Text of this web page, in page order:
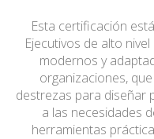
Esta certificación
Ejecutivos de alto
modernos y
organizaciones,
destrezas para diseñar
a las necesidades
herramientas